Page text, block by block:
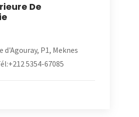
De
d'Agouray, P1, Meknes
5354-67085